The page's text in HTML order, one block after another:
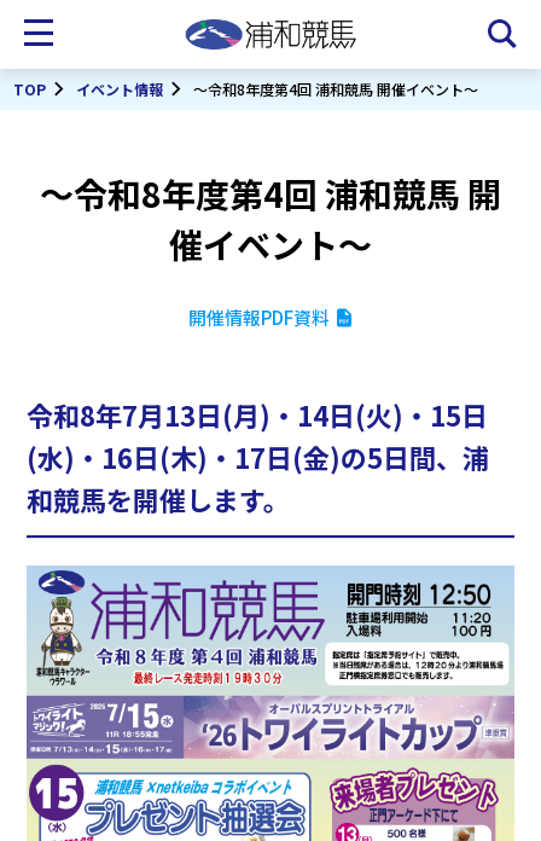
TOP イベント情報 ～令和8年度第4回 浦和競馬 開催イベント～
～令和8年度第4回 浦和競馬 開
催イベント～
開催情報PDF資料
令和8年7月13日(月)・14日(火)・15日
(水)・16日(木)・17日(金)の5日間、浦
和競馬を開催します。